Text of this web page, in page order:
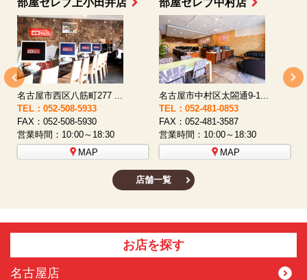
部屋セレブ上小田井店
名古屋市西区八筋町277 ...
TEL：052-508-5933
FAX：052-508-5930
営業時間：10:00～18:30
MAP
部屋セレブ中村店
名古屋市中村区太閤通9-1...
TEL：052-481-0853
FAX：052-481-3587
営業時間：10:00～18:30
MAP
店舗一覧
お店を探す
名古屋店